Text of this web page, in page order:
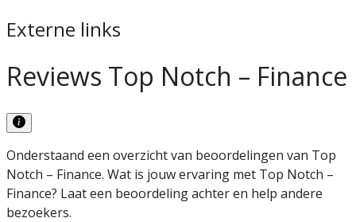
Externe links
Reviews Top Notch – Finance
Onderstaand een overzicht van beoordelingen van Top
Notch – Finance. Wat is jouw ervaring met Top Notch –
Finance? Laat een beoordeling achter en help andere
bezoekers.